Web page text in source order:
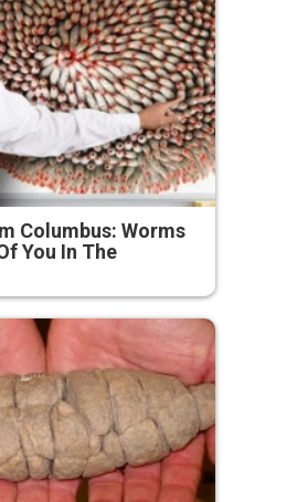
Columbus: Worms
You In The